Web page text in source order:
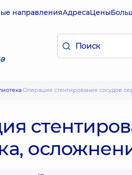
направленияАдресаЦены
Операция стентирования сосудов